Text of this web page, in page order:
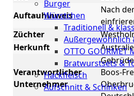
Burger
Würstchen
Traditionell &
Außergewöhnlich
OTTO
Bratwurstsets &
Hackfleisch
Aufschnitt & Schinken
Auftauhinweis
Nach
Züchter
Herkunft
Verantwortlicher
Unternehmer
Boos-